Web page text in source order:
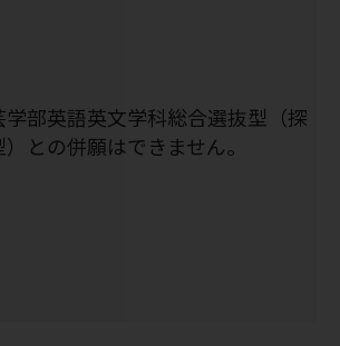
学部英語英文学科総合選抜型（探
）との併願はできません。